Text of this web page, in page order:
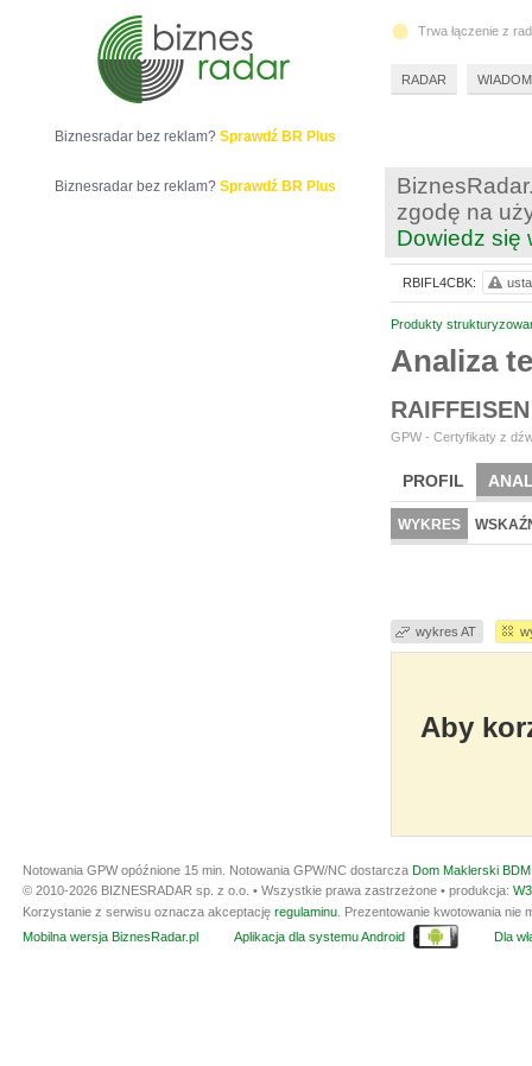
zgodę na
Dowiedz się
Produkty
Analiza
GPW - Certyfikaty z
PROFIL
WYKRES
wykres AT
Aby
RBIFL4CBK:
Biznesradar bez reklam? Sprawdź BR Plus
Biznesradar bez reklam? Sprawdź BR Plus
Trwa łączenie z
RADAR
Notowania GPW opóźnione 15 min. Notowania GPW/NC dostarcza Dom Maklerski
© 2010-2026 BIZNESRADAR sp. z o.o. • Wszystkie prawa zastrzeżone • produkcja:
Korzystanie z serwisu oznacza akceptację regulaminu . Prezentowanie kwotowania
Mobilna wersja BiznesRadar.pl
Aplikacja dla systemu Android Dla